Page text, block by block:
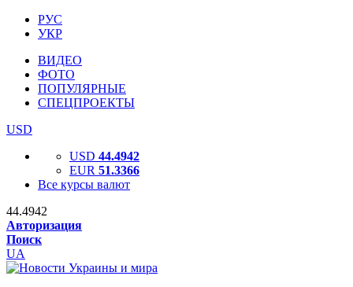
РУС
УКР
ВИДЕО
ФОТО
ПОПУЛЯРНЫЕ
СПЕЦПРОЕКТЫ
USD
USD 44.4942
EUR 51.3366
Все курсы валют
44.4942
Авторизация
Поиск
UA